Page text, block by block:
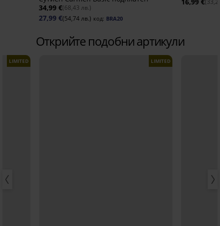
34,99 €(68,43 лв.)
27,99 €(54,74 лв.) код: BRA20
16,99 €
Открийте подобни артикули
LIMITED LIMITED